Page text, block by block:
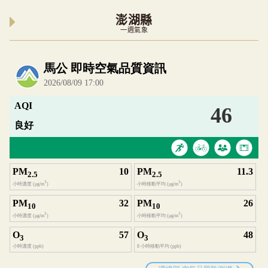
澎湖縣
一週氣象
內嵌空氣品質小工具為視覺預覽，完整即時空